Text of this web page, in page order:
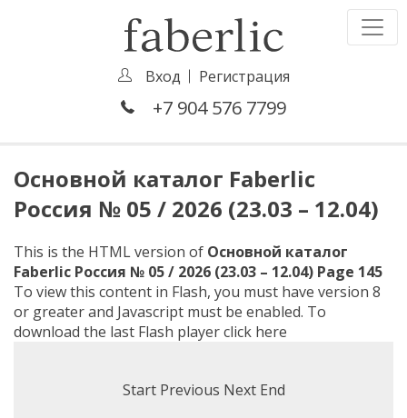
Вход Регистрация
+7 904 576 7799
Основной каталог Faberlic
Россия № 05 / 2026 (23.03 – 12.04)
This is the HTML version of Основной каталог
Faberlic Россия № 05 / 2026 (23.03 – 12.04) Page 145
To view this content in Flash, you must have version 8
or greater and Javascript must be enabled. To
download the last Flash playerclick here
Start Previous Next End